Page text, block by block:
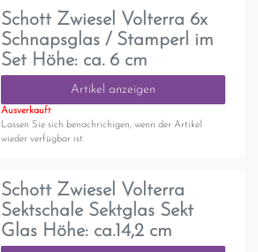
Schott Zwiesel Volterra 6x
Schnapsglas / Stamperl im
Set Höhe: ca. 6 cm
Artikel anzeigen
Ausverkauft
Lassen Sie sich benachrichigen, wenn der Artikel
wieder verfügbar ist.
Schott Zwiesel Volterra
Sektschale Sektglas Sekt
Glas Höhe: ca.14,2 cm